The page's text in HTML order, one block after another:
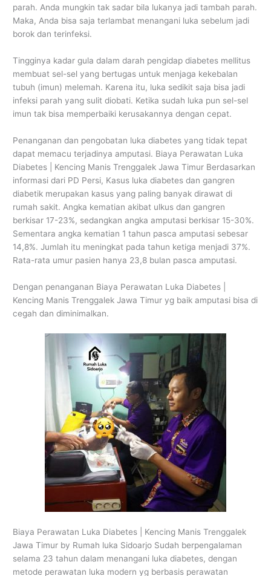
parah. Anda mungkin tak sadar bila lukanya jadi tambah parah.
Maka, Anda bisa saja terlambat menangani luka sebelum jadi
borok dan terinfeksi.
Tingginya kadar gula dalam darah pengidap diabetes mellitus
membuat sel-sel yang bertugas untuk menjaga kekebalan
tubuh (imun) melemah. Karena itu, luka sedikit saja bisa jadi
infeksi parah yang sulit diobati. Ketika sudah luka pun sel-sel
imun tak bisa memperbaiki kerusakannya dengan cepat.
Penanganan dan pengobatan luka diabetes yang tidak tepat
dapat memacu terjadinya amputasi. Biaya Perawatan Luka
Diabetes | Kencing Manis Trenggalek Jawa Timur Berdasarkan
informasi dari PD Persi, Kasus luka diabetes dan gangren
diabetik merupakan kasus yang paling banyak dirawat di
rumah sakit. Angka kematian akibat ulkus dan gangren
berkisar 17-23%, sedangkan angka amputasi berkisar 15-30%.
Sementara angka kematian 1 tahun pasca amputasi sebesar
14,8%. Jumlah itu meningkat pada tahun ketiga menjadi 37%.
Rata-rata umur pasien hanya 23,8 bulan pasca amputasi.
Dengan penanganan Biaya Perawatan Luka Diabetes |
Kencing Manis Trenggalek Jawa Timur yg baik amputasi bisa di
cegah dan diminimalkan.
Biaya Perawatan Luka Diabetes | Kencing Manis Trenggalek
Jawa Timur by Rumah luka Sidoarjo Sudah berpengalaman
selama 23 tahun dalam menangani luka diabetes, dengan
metode perawatan luka modern yg berbasis perawatan